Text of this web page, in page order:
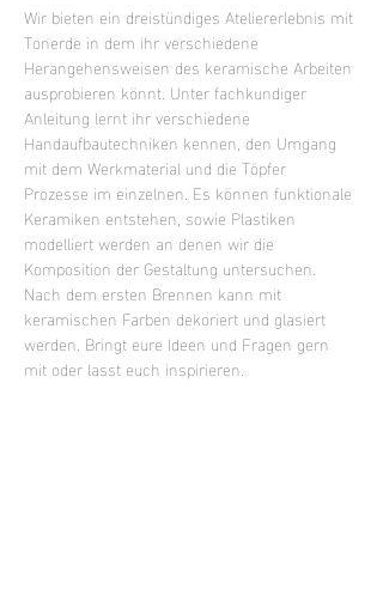
Wir bieten ein dreistündiges Ateliererlebnis mit
Tonerde in dem ihr verschiedene
Herangehensweisen des keramische Arbeiten
ausprobieren könnt. Unter fachkundiger
Anleitung lernt ihr verschiedene
Handaufbautechniken kennen, den Umgang
mit dem Werkmaterial und die Töpfer
Prozesse im einzelnen. Es können funktionale
Keramiken entstehen, sowie Plastiken
modelliert werden an denen wir die
Komposition der Gestaltung untersuchen.
Nach dem ersten Brennen kann mit
keramischen Farben dekoriert und glasiert
werden. Bringt eure Ideen und Fragen gern
mit oder lasst euch inspirieren.